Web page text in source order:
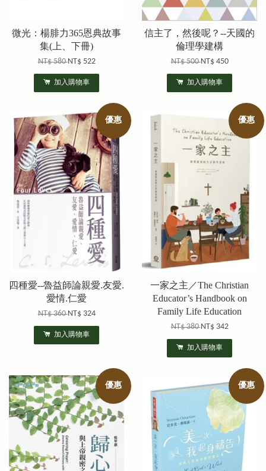
微光：楊腓力365恩典故事
集(上、下冊)
NT$ 580NT$ 522
加入購物車
信主了，然後呢？--天國的
倫理學建構
NT$ 500NT$ 450
加入購物車
優惠
四種愛--魯益師論親愛.友愛.
愛情.仁愛
NT$ 360NT$ 324
加入購物車
優惠
一家之主／The Christian
Educator’s Handbook on
Family Life Education
NT$ 380NT$ 342
加入購物車
優惠 優惠